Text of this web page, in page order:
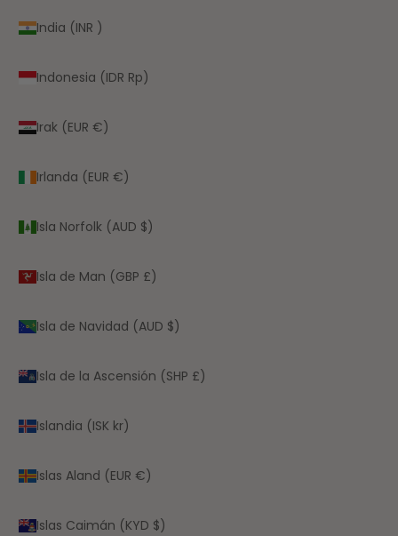
India (INR ₹)
Indonesia (IDR Rp)
Irak (EUR €)
Irlanda (EUR €)
Isla Norfolk (AUD $)
Isla de Man (GBP £)
Isla de Navidad (AUD $)
Isla de la Ascensión (SHP £)
Islandia (ISK kr)
Islas Aland (EUR €)
Islas Caimán (KYD $)